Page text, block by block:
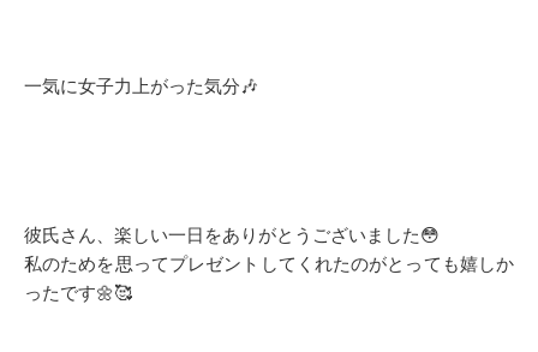
一気に女子力上がった気分‪🎶‬
彼氏さん、楽しい一日をありがとうございました😳
私のためを思ってプレゼントしてくれたのがとっても嬉しか
ったです🌼🥰